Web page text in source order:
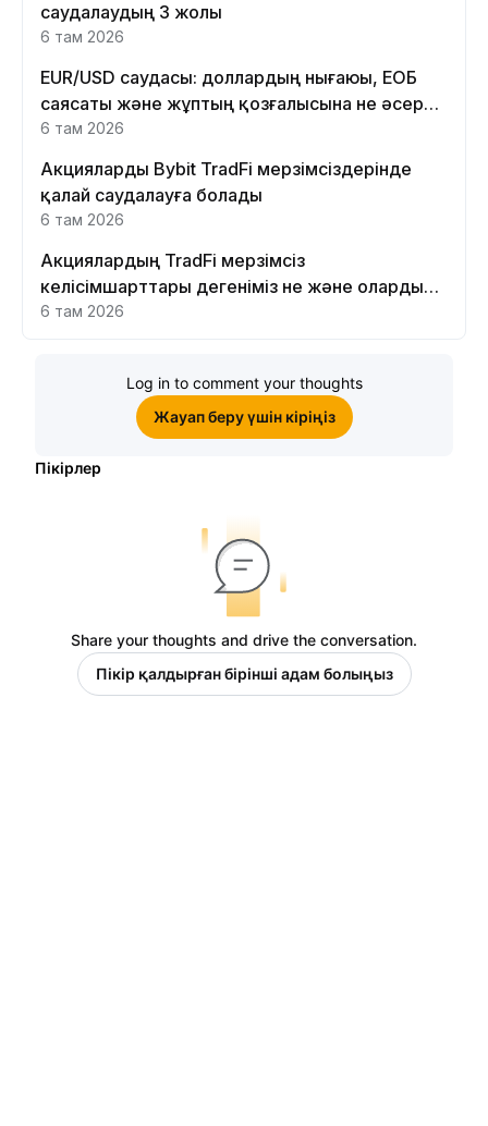
саудалаудың 3 жолы
6 там 2026
EUR/USD саудасы: доллардың нығаюы, ЕОБ
саясаты және жұптың қозғалысына не әсер
етеді
6 там 2026
Акцияларды Bybit TradFi мерзімсіздерінде
қалай саудалауға болады
6 там 2026
Акциялардың TradFi мерзімсіз
келісімшарттары дегеніміз не және оларды
Bybit платформасында неге саудалау керек?
6 там 2026
Log in to comment your thoughts
Жауап беру үшін кіріңіз
Пікірлер
Share your thoughts and drive the conversation.
Пікір қалдырған бірінші адам болыңыз